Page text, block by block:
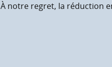
volume maximum
À notre regret, la réduction